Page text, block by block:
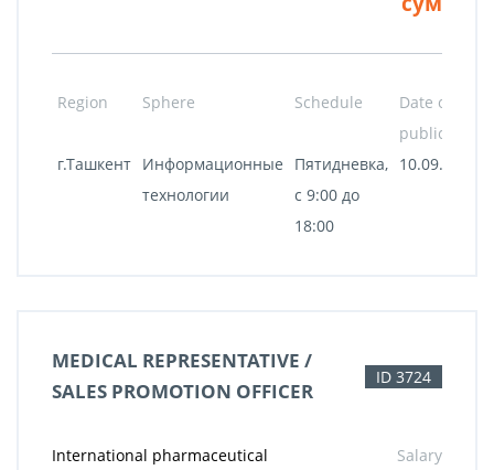
Region Sphere Schedule
Date of
publication
г.Ташкент Информационные
технологии
Пятидневка,
с 9:00 до
18:00
10.09.2020
MEDICAL REPRESENTATIVE /
SALES PROMOTION OFFICER
ID 3724
International pharmaceutical
Salary